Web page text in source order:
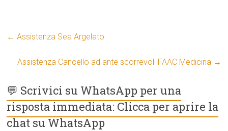
← Assistenza Sea Argelato
Assistenza Cancello ad ante scorrevoli FAAC Medicina →
💬 Scrivici su WhatsApp per una
risposta immediata: Clicca per aprire la
chat su WhatsApp